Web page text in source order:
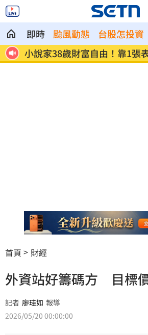
即時 颱風動態 台股怎投資
紅 小說家38歲財富自由！靠1張
金
首頁 財經
外資站好籌碼方 目標
記者 廖珪如 報導
2026/05/20 00:00:00